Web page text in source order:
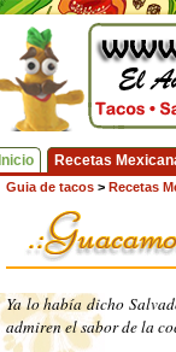
Inicio Recetas
Guia de tacos > Recetas
Ya lo había dicho
admiren el sabor de la